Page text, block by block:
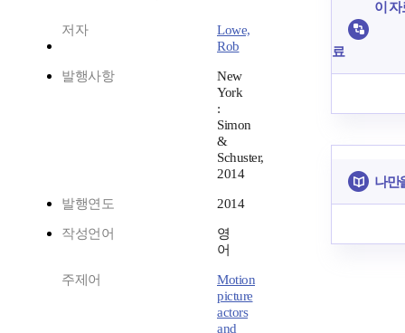
저자
Lowe,
Rob
발행사항
New
York
:
Simon
&
Schuster,
2014
발행연도 2014
작성언어
영
어
주제어
Motion
picture
actors
and
이 자
료
나만